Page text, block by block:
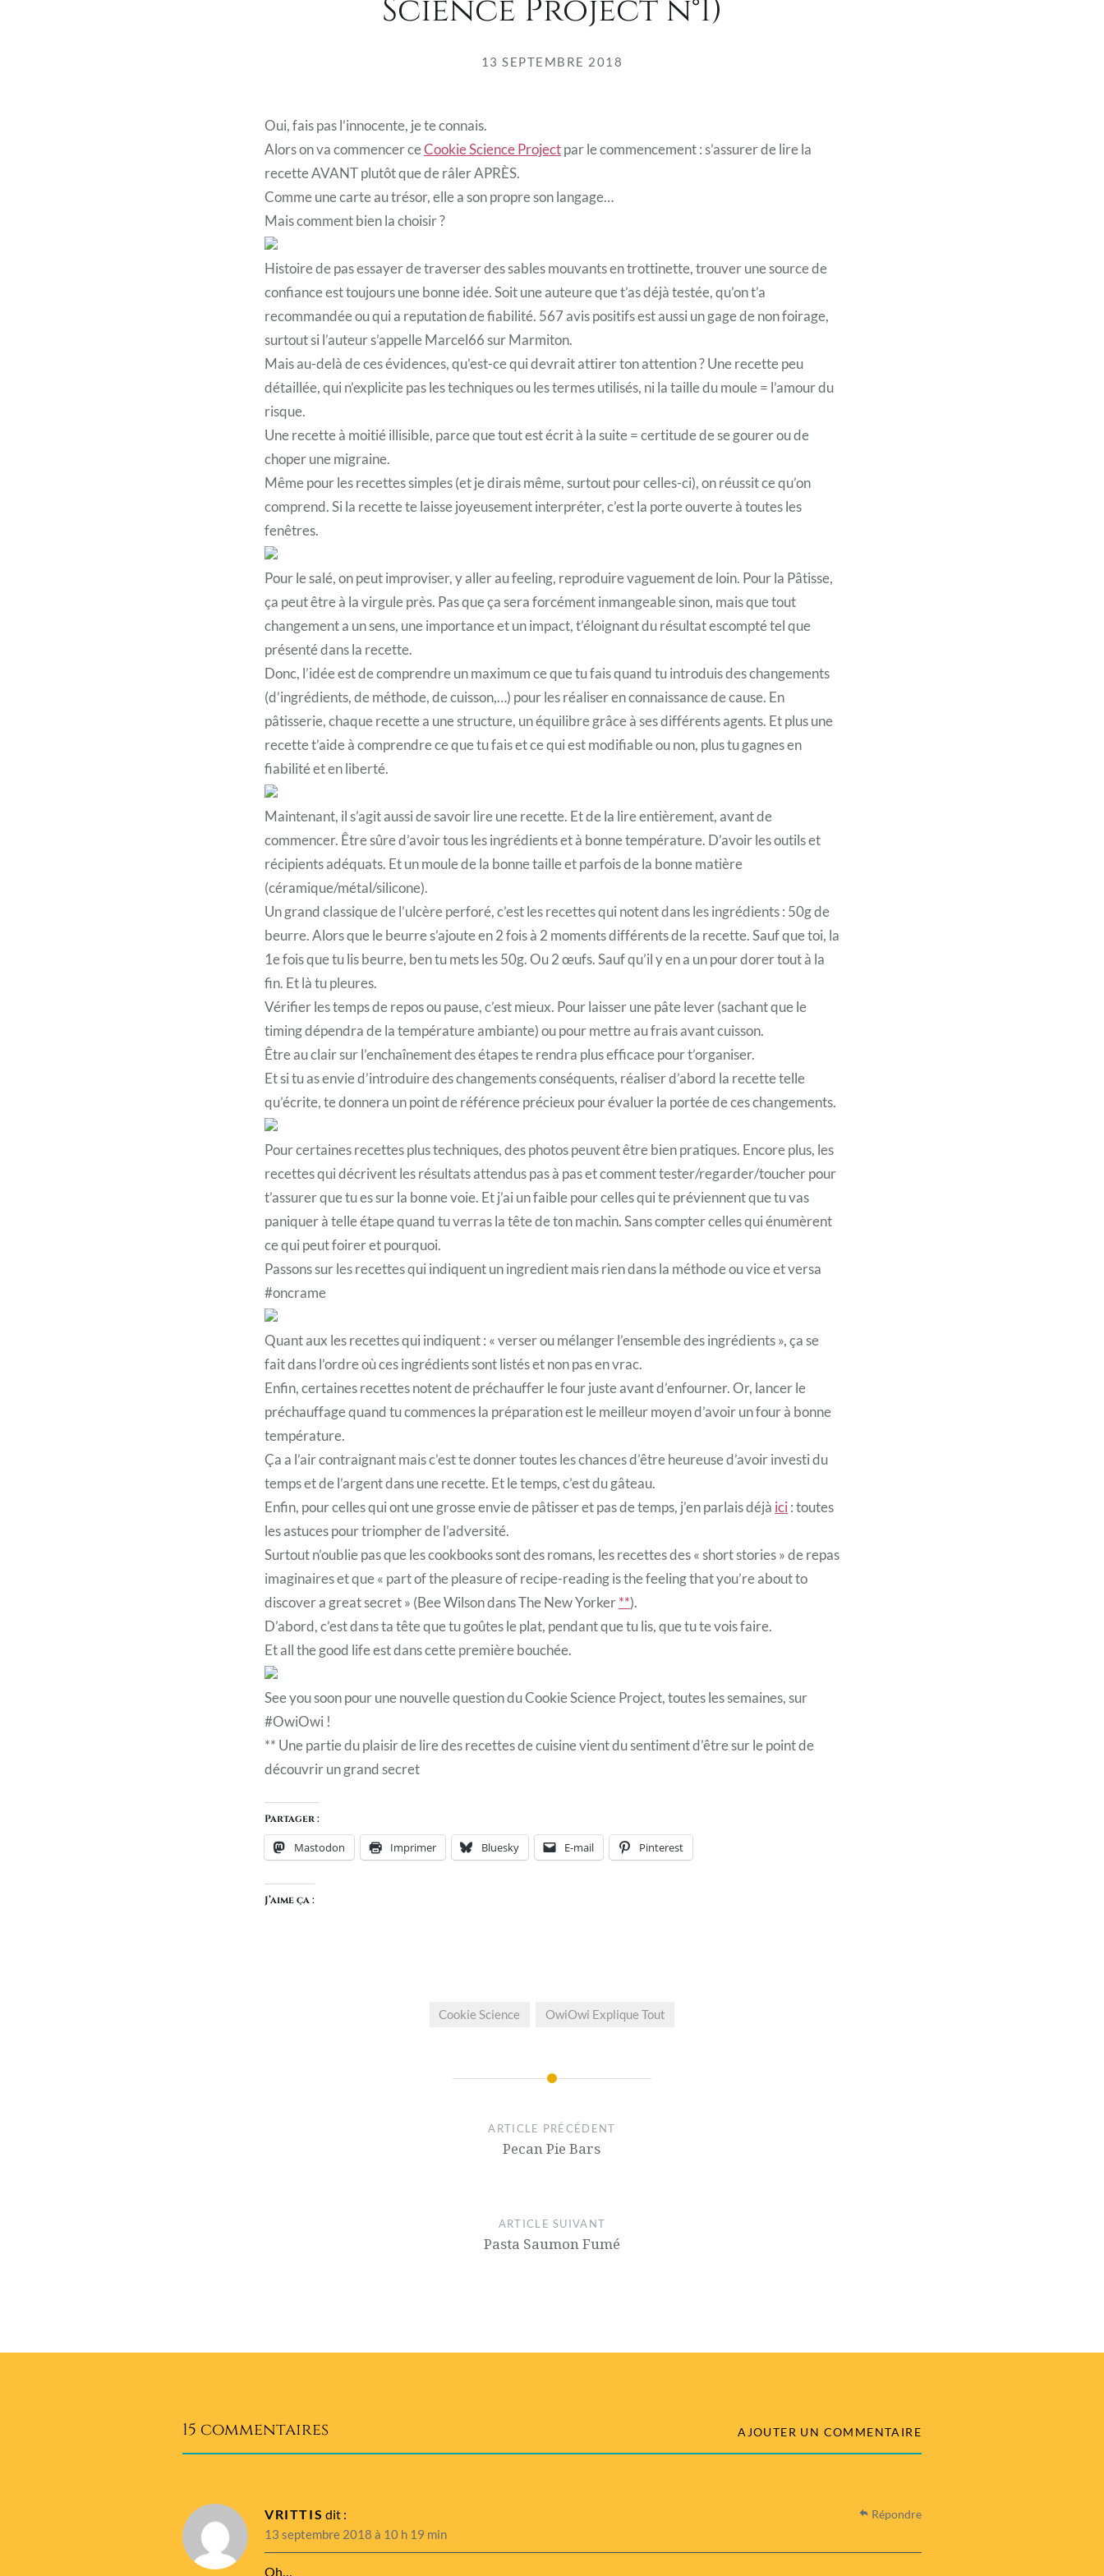
Science Project n°1)
13 SEPTEMBRE 2018
Oui, fais pas l’innocente, je te connais.
Alors on va commencer ceCookie Science Projectpar le commencement : s’assurer de lire la
recette AVANT plutôt que de râler APRÈS.
Comme une carte au trésor, elle a son propre son langage…
Mais comment bien la choisir ?
Histoire de pas essayer de traverser des sables mouvants en trottinette, trouver une source de
confiance est toujours une bonne idée. Soit une auteure que t’as déjà testée, qu’on t’a
recommandée ou qui a reputation de fiabilité. 567 avis positifs est aussi un gage de non foirage,
surtout si l’auteur s’appelle Marcel66 sur Marmiton.
Mais au-delà de ces évidences, qu’est-ce qui devrait attirer ton attention ? Une recette peu
détaillée, qui n’explicite pas les techniques ou les termes utilisés, ni la taille du moule = l’amour du
risque.
Une recette à moitié illisible, parce que tout est écrit à la suite = certitude de se gourer ou de
choper une migraine.
Même pour les recettes simples (et je dirais même, surtout pour celles-ci), on réussit ce qu’on
comprend. Si la recette te laisse joyeusement interpréter, c’est la porte ouverte à toutes les
fenêtres.
Pour le salé, on peut improviser, y aller au feeling, reproduire vaguement de loin. Pour la Pâtisse,
ça peut être à la virgule près. Pas que ça sera forcément inmangeable sinon, mais que tout
changement a un sens, une importance et un impact, t’éloignant du résultat escompté tel que
présenté dans la recette.
Donc, l’idée est de comprendre un maximum ce que tu fais quand tu introduis des changements
(d’ingrédients, de méthode, de cuisson,…) pour les réaliser en connaissance de cause. En
pâtisserie, chaque recette a une structure, un équilibre grâce à ses différents agents. Et plus une
recette t’aide à comprendre ce que tu fais et ce qui est modifiable ou non, plus tu gagnes en
fiabilité et en liberté.
Maintenant, il s’agit aussi de savoir lire une recette. Et de la lire entièrement, avant de
commencer. Être sûre d’avoir tous les ingrédients et à bonne température. D’avoir les outils et
récipients adéquats. Et un moule de la bonne taille et parfois de la bonne matière
(céramique/métal/silicone).
Un grand classique de l’ulcère perforé, c’est les recettes qui notent dans les ingrédients : 50g de
beurre. Alors que le beurre s’ajoute en 2 fois à 2 moments différents de la recette. Sauf que toi, la
1e fois que tu lis beurre, ben tu mets les 50g. Ou 2 œufs. Sauf qu’il y en a un pour dorer tout à la
fin. Et là tu pleures.
Vérifier les temps de repos ou pause, c’est mieux. Pour laisser une pâte lever (sachant que le
timing dépendra de la température ambiante) ou pour mettre au frais avant cuisson.
Être au clair sur l’enchaînement des étapes te rendra plus efficace pour t’organiser.
Et si tu as envie d’introduire des changements conséquents, réaliser d’abord la recette telle
qu’écrite, te donnera un point de référence précieux pour évaluer la portée de ces changements.
Pour certaines recettes plus techniques, des photos peuvent être bien pratiques. Encore plus, les
recettes qui décrivent les résultats attendus pas à pas et comment tester/regarder/toucher pour
t’assurer que tu es sur la bonne voie. Et j’ai un faible pour celles qui te préviennent que tu vas
paniquer à telle étape quand tu verras la tête de ton machin. Sans compter celles qui énumèrent
ce qui peut foirer et pourquoi.
Passons sur les recettes qui indiquent un ingredient mais rien dans la méthode ou vice et versa
#oncrame
Quant aux les recettes qui indiquent : « verser ou mélanger l’ensemble des ingrédients », ça se
fait dans l’ordre où ces ingrédients sont listés et non pas en vrac.
Enfin, certaines recettes notent de préchauffer le four juste avant d’enfourner. Or, lancer le
préchauffage quand tu commences la préparation est le meilleur moyen d’avoir un four à bonne
température.
Ça a l’air contraignant mais c’est te donner toutes les chances d’être heureuse d’avoir investi du
temps et de l’argent dans une recette. Et le temps, c’est du gâteau.
Enfin, pour celles qui ont une grosse envie de pâtisser et pas de temps, j’en parlais déjà ici: toutes
les astuces pour triompher de l’adversité.
Surtout n’oublie pas que les cookbooks sont des romans, les recettes des « short stories » de repas
imaginaires et que « part of the pleasure of recipe-reading is the feeling that you’re about to
discover a great secret » (Bee Wilson dans The New Yorker**).
D’abord, c’est dans ta tête que tu goûtes le plat, pendant que tu lis, que tu te vois faire.
Et all the good life est dans cette première bouchée.
See you soon pour une nouvelle question du Cookie Science Project, toutes les semaines, sur
#OwiOwi !
** Une partie du plaisir de lire des recettes de cuisine vient du sentiment d’être sur le point de
découvrir un grand secret
Partager :
Mastodon Imprimer Bluesky E-mail Pinterest
J’aime ça :
Cookie Science OwiOwi Explique Tout
ARTICLE PRÉCÉDENT
Pecan Pie Bars
ARTICLE SUIVANT
Pasta Saumon Fumé
15 commentaires AJOUTER UN COMMENTAIRE
VRITTIS dit :
13 septembre 2018 à 10 h 19 min
Oh…
Répondre